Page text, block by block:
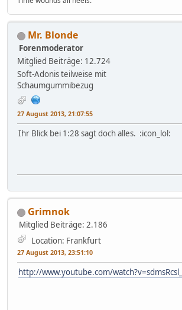
Mr. Blonde
Forenmoderator
Mitglied Beiträge: 12.724
Soft-Adonis teilweise mit
Schaumgummibezug
27 August 2013, 21:07:55
Ihr Blick bei 1:28 sagt doch alles. :icon_lol:
Grimnok
Mitglied Beiträge: 2.186
Location: Frankfurt
27 August 2013, 23:51:10
http://www.youtube.com/